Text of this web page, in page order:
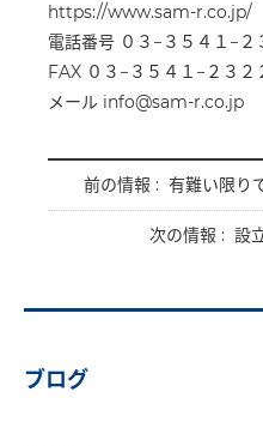
https://www.sam-r.co.jp/
電話番号 ０３−３５４１−２
FAX ０３−３５４１−２３２
メール info@sam-r.co.jp
前の情報 : 有難い限り
次の情報 : 設
ブログ